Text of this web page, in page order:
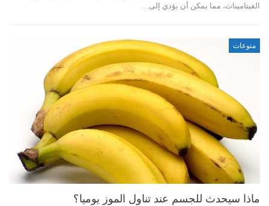
الفيتامينات، مما يمكن أن يؤدي إلى…
منوعات
ماذا سيحدث للجسم عند تناول الموز يوميا؟